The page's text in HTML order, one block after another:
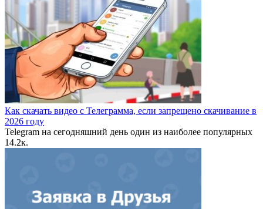
Как скачать видео с Телеграмма, если запрещено скачивание в
2026 году
Telegram на сегодняшний день один из наиболее популярных
14.2к.